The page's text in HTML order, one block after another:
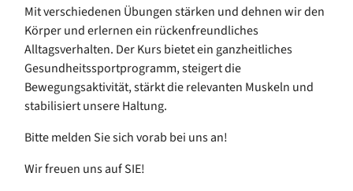
Mit verschiedenen Übungen stärken und dehnen wir den
Körper und erlernen ein rückenfreundliches
Alltagsverhalten. Der Kurs bietet ein ganzheitliches
Gesundheitssportprogramm, steigert die
Bewegungsaktivität, stärkt die relevanten Muskeln und
stabilisiert unsere Haltung.
Bitte melden Sie sich vorab bei uns an!
Wir freuen uns auf SIE!